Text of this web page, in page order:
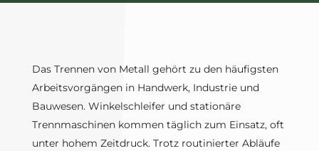
Das Trennen von Metall gehört zu den häufigsten
Arbeitsvorgängen in Handwerk, Industrie und
Bauwesen. Winkelschleifer und stationäre
Trennmaschinen kommen täglich zum Einsatz, oft
unter hohem Zeitdruck. Trotz routinierter Abläufe